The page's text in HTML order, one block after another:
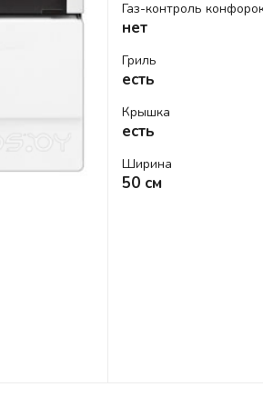
Газ-контроль
нет
Гриль
есть
Крышка
есть
Ширина
50 см